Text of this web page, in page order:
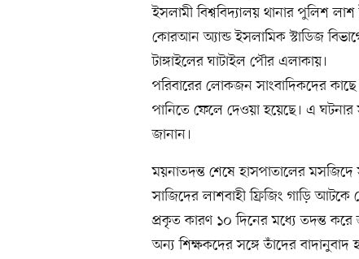
ইসলামী বিশ্ববিদ্যালয় থানার পুলিশ
কোরআন অ্যান্ড ইসলামিক স্টাডিজ
টাঙ্গাইলের ঘাটাইল পৌর এলাকায়।
পরিবারের লোকজন সাংবাদিকদের
পানিতে ফেলে দেওয়া হয়েছে। এ
জানান।
ময়নাতদন্ত শেষে হাসপাতালের
সাজিদের লাশবাহী ফ্রিজিং গাড়ি
প্রকৃত কারণ ১০ দিনের মধ্যে তদন্ত করে
অন্য শিক্ষকদের সঙ্গে তাঁদের